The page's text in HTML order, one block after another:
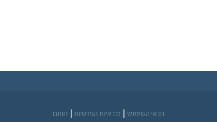
תנאי השימוש | מדיניות הפרטיות | חותם